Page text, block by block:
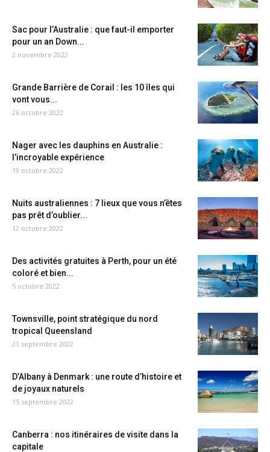
Sac pour l’Australie : que faut-il emporter
pour un an Down...
2 novembre 2022
Grande Barrière de Corail : les 10 îles qui
vont vous...
26 octobre 2022
Nager avec les dauphins en Australie :
l’incroyable expérience
19 octobre 2022
Nuits australiennes : 7 lieux que vous n’êtes
pas prêt d’oublier...
12 octobre 2022
Des activités gratuites à Perth, pour un été
coloré et bien...
5 octobre 2022
Townsville, point stratégique du nord
tropical Queensland
21 septembre 2022
D’Albany à Denmark : une route d’histoire et
de joyaux naturels
15 septembre 2022
Canberra : nos itinéraires de visite dans la
capitale